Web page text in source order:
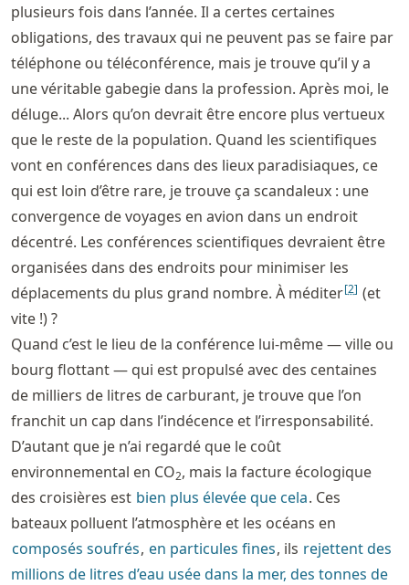
plusieurs fois dans l’année. Il a certes certaines
obligations, des travaux qui ne peuvent pas se faire par
téléphone ou téléconférence, mais je trouve qu’il y a
une véritable gabegie dans la profession. Après moi, le
déluge... Alors qu’on devrait être encore plus vertueux
que le reste de la population. Quand les scientifiques
vont en conférences dans des lieux paradisiaques, ce
qui est loin d’être rare, je trouve ça scandaleux : une
convergence de voyages en avion dans un endroit
décentré. Les conférences scientifiques devraient être
organisées dans des endroits pour minimiser les
déplacements du plus grand nombre. À méditer[2] (et
vite !) ?
Quand c’est le lieu de la conférence lui-même — ville ou
bourg flottant — qui est propulsé avec des centaines
de milliers de litres de carburant, je trouve que l’on
franchit un cap dans l’indécence et l’irresponsabilité.
D’autant que je n’ai regardé que le coût
environnemental en CO2, mais la facture écologique
des croisières est bien plus élevée que cela. Ces
bateaux polluent l’atmosphère et les océans en
composés soufrés, en particules fines, ils rejettent des
millions de litres d’eau usée dans la mer, des tonnes de